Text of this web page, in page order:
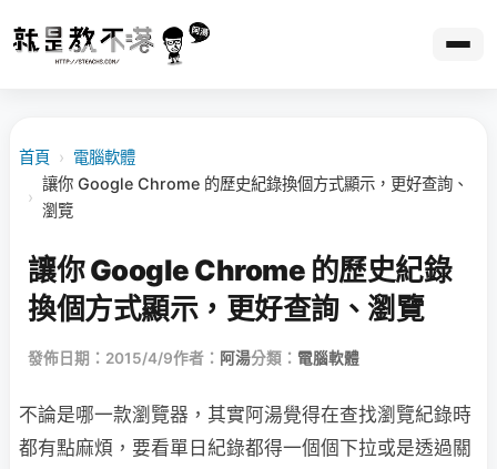
首頁 › 電腦軟體
›
讓你 Google Chrome 的歷史紀錄換個方式顯示，更好查詢、
瀏覽
讓你 Google Chrome 的歷史紀錄
換個方式顯示，更好查詢、瀏覽
發佈日期：2015/4/9作者： 阿湯分類： 電腦軟體
不論是哪一款瀏覽器，其實阿湯覺得在查找瀏覽紀錄時
都有點麻煩，要看單日紀錄都得一個個下拉或是透過關